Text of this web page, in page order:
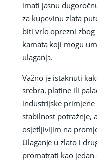
imati jasnu
za kupovinu zlata
biti vrlo oprezni
kamata koji mogu
ulaganja.
Važno je istaknuti
srebra, platine ili
industrijske primjene
stabilnost potražnje,
osjetljivijim na
Ulaganje u zlato i
promatrati kao jedan